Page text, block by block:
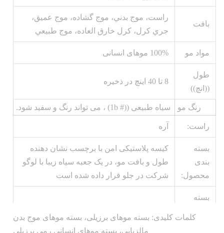
بافت
راست، موج بدني، موج گشاده، موج عميق،
جري کرل، کرل خارق العاده، موج طبيعي
مواد مو 100% موهای انسانی
طول
((انچ))
8 تا 40 اينچ در ذخيره
رنگ مو سیاه طبیعی ((# 1b) ، می تواند رنگ و سفید شود.
راست: آره
بسته
بندی
محصول:
کیسه پلاستیکی امن با برچسب نشان دهنده
طول و بافت مو، در یک جعبه سیاه زیبا با لوگو
شرکت در جلو قرار داده شده است
بسته
کلمات کلیدی: بسته موهای برزیلی، بسته موهای موج بدن
مالزیایی، بسته موهای انسانی رمی برزیلی